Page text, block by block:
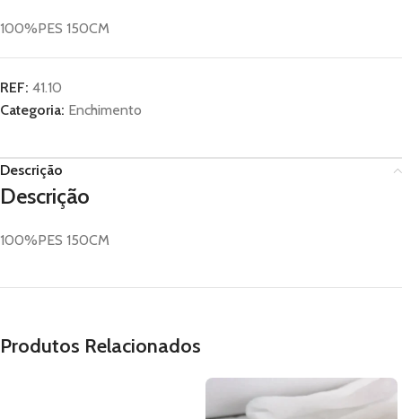
100%PES 150CM
REF: 41.10
Categoria: Enchimento
Descrição
Descrição
100%PES 150CM
Produtos Relacionados